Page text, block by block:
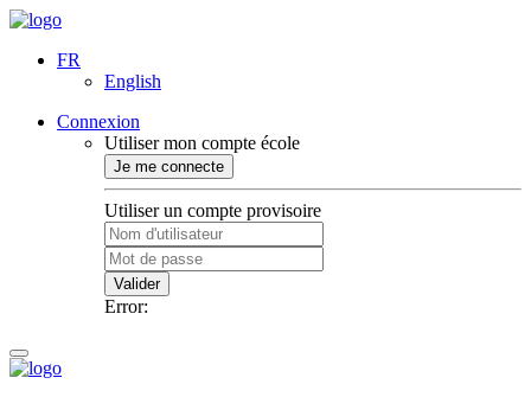
FR
English
Connexion
Utiliser mon compte école
Je me connecte
Utiliser un compte provisoire
Valider
Error: